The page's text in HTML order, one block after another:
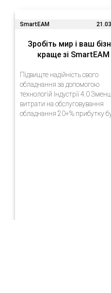
SmartEAM
Зробіть мир і ваш
краще зі SmartEAM
Підвищте надійність свого
обладнання за допомогою
технологій Індустрії 4.0
витрати на обслуговування
обладнання 20+% прибутку